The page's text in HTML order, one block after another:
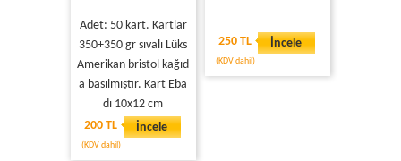
Adet: 50 kart. Kartlar
350+350 gr sıvalı Lüks
Amerikan bristol kağıd
a basılmıştır. Kart Eba
dı 10x12 cm
200 TL
(KDV dahil)
İncele
250 TL
(KDV dahil)
İncele